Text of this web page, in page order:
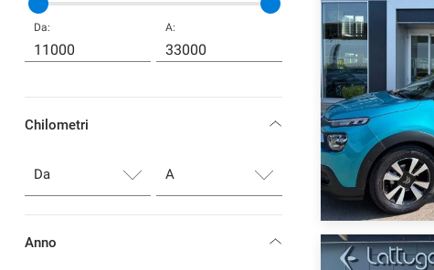
Da: A:
Chilometri
Anno